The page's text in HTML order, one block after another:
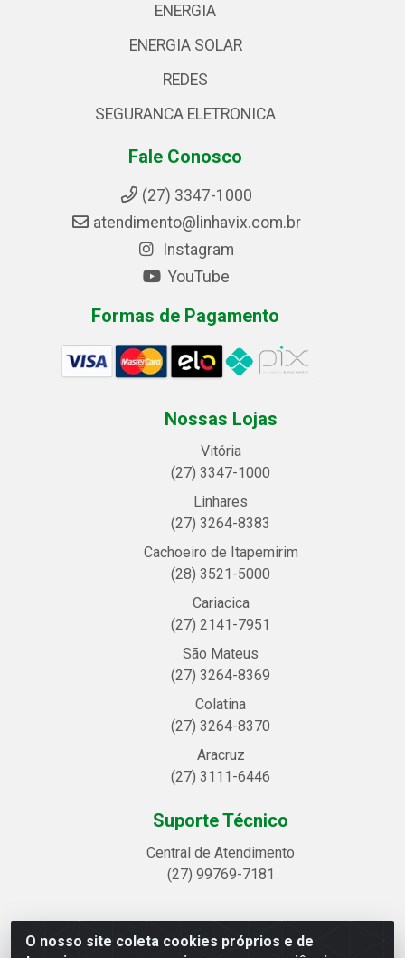
O nosso site coleta cookies próprios e de
ENERGIA
ENERGIA SOLAR
REDES
SEGURANCA ELETRONICA
Fale Conosco
(27) 3347-1000
atendimento@linhavix.com.br
Instagram
YouTube
Formas de Pagamento
Nossas Lojas
Vitória
(27) 3347-1000
Linhares
(27) 3264-8383
Cachoeiro de Itapemirim
(28) 3521-5000
Cariacica
(27) 2141-7951
São Mateus
(27) 3264-8369
Colatina
(27) 3264-8370
Aracruz
(27) 3111-6446
Suporte Técnico
Central de Atendimento
(27) 99769-7181
Linhavix Distribuidora LTDA - Avenida Alegre, 2521 -